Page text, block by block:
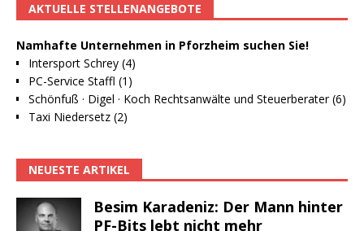
AKTUELLE STELLENANGEBOTE
Namhafte Unternehmen in Pforzheim suchen Sie!
Intersport Schrey (4)
PC-Service Staffl (1)
Schönfuß · Digel · Koch Rechtsanwälte und Steuerberater (6)
Taxi Niedersetz (2)
NEUESTE ARTIKEL
Besim Karadeniz: Der Mann hinter
PF-Bits lebt nicht mehr